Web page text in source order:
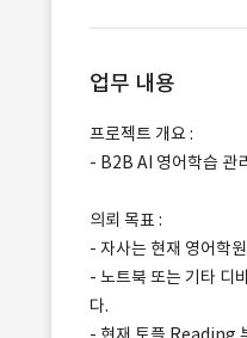
업무 내용
프로젝트 개요 :
- B2B AI 영어학습 관
의뢰 목표 :
- 자사는 현재 영어학
- 노트북 또는 기타 디
다.